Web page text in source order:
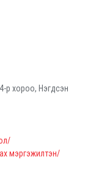
р хороо, Нэгдсэн
мэргэжилтэн/